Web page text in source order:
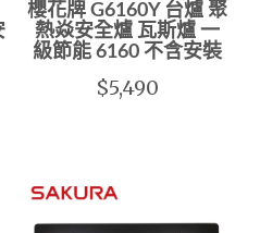
櫻花牌 G6160Y 台爐 聚
熱焱安全爐 瓦斯爐 一
級節能 6160 不含安裝
$5,490